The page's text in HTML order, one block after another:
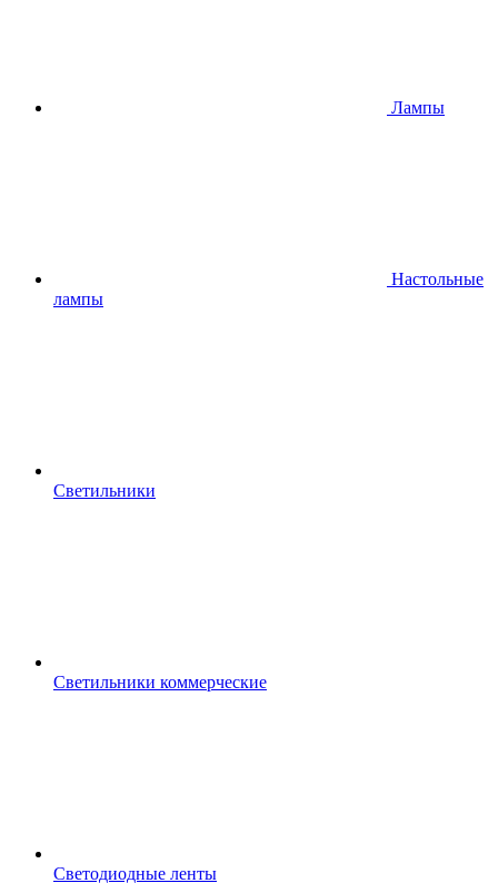
Лампы
Настольные
лампы
Светильники
Светильники коммерческие
Светодиодные ленты